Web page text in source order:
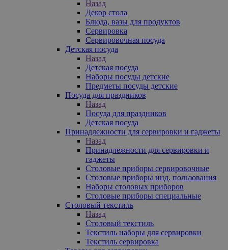
Назад
Декор стола
Блюда, вазы для продуктов
Сервировка
Сервировочная посуда
Детская посуда
Назад
Детская посуда
Наборы посуды детские
Предметы посуды детские
Посуда для праздников
Назад
Посуда для праздников
Детская посуда
Принадлежности для сервировки и гаджеты
Назад
Принадлежности для сервировки и
гаджеты
Столовые приборы сервировочные
Столовые приборы инд. пользования
Наборы столовых приборов
Столовые приборы специальные
Столовый текстиль
Назад
Столовый текстиль
Текстиль наборы для сервировки
Текстиль сервировка